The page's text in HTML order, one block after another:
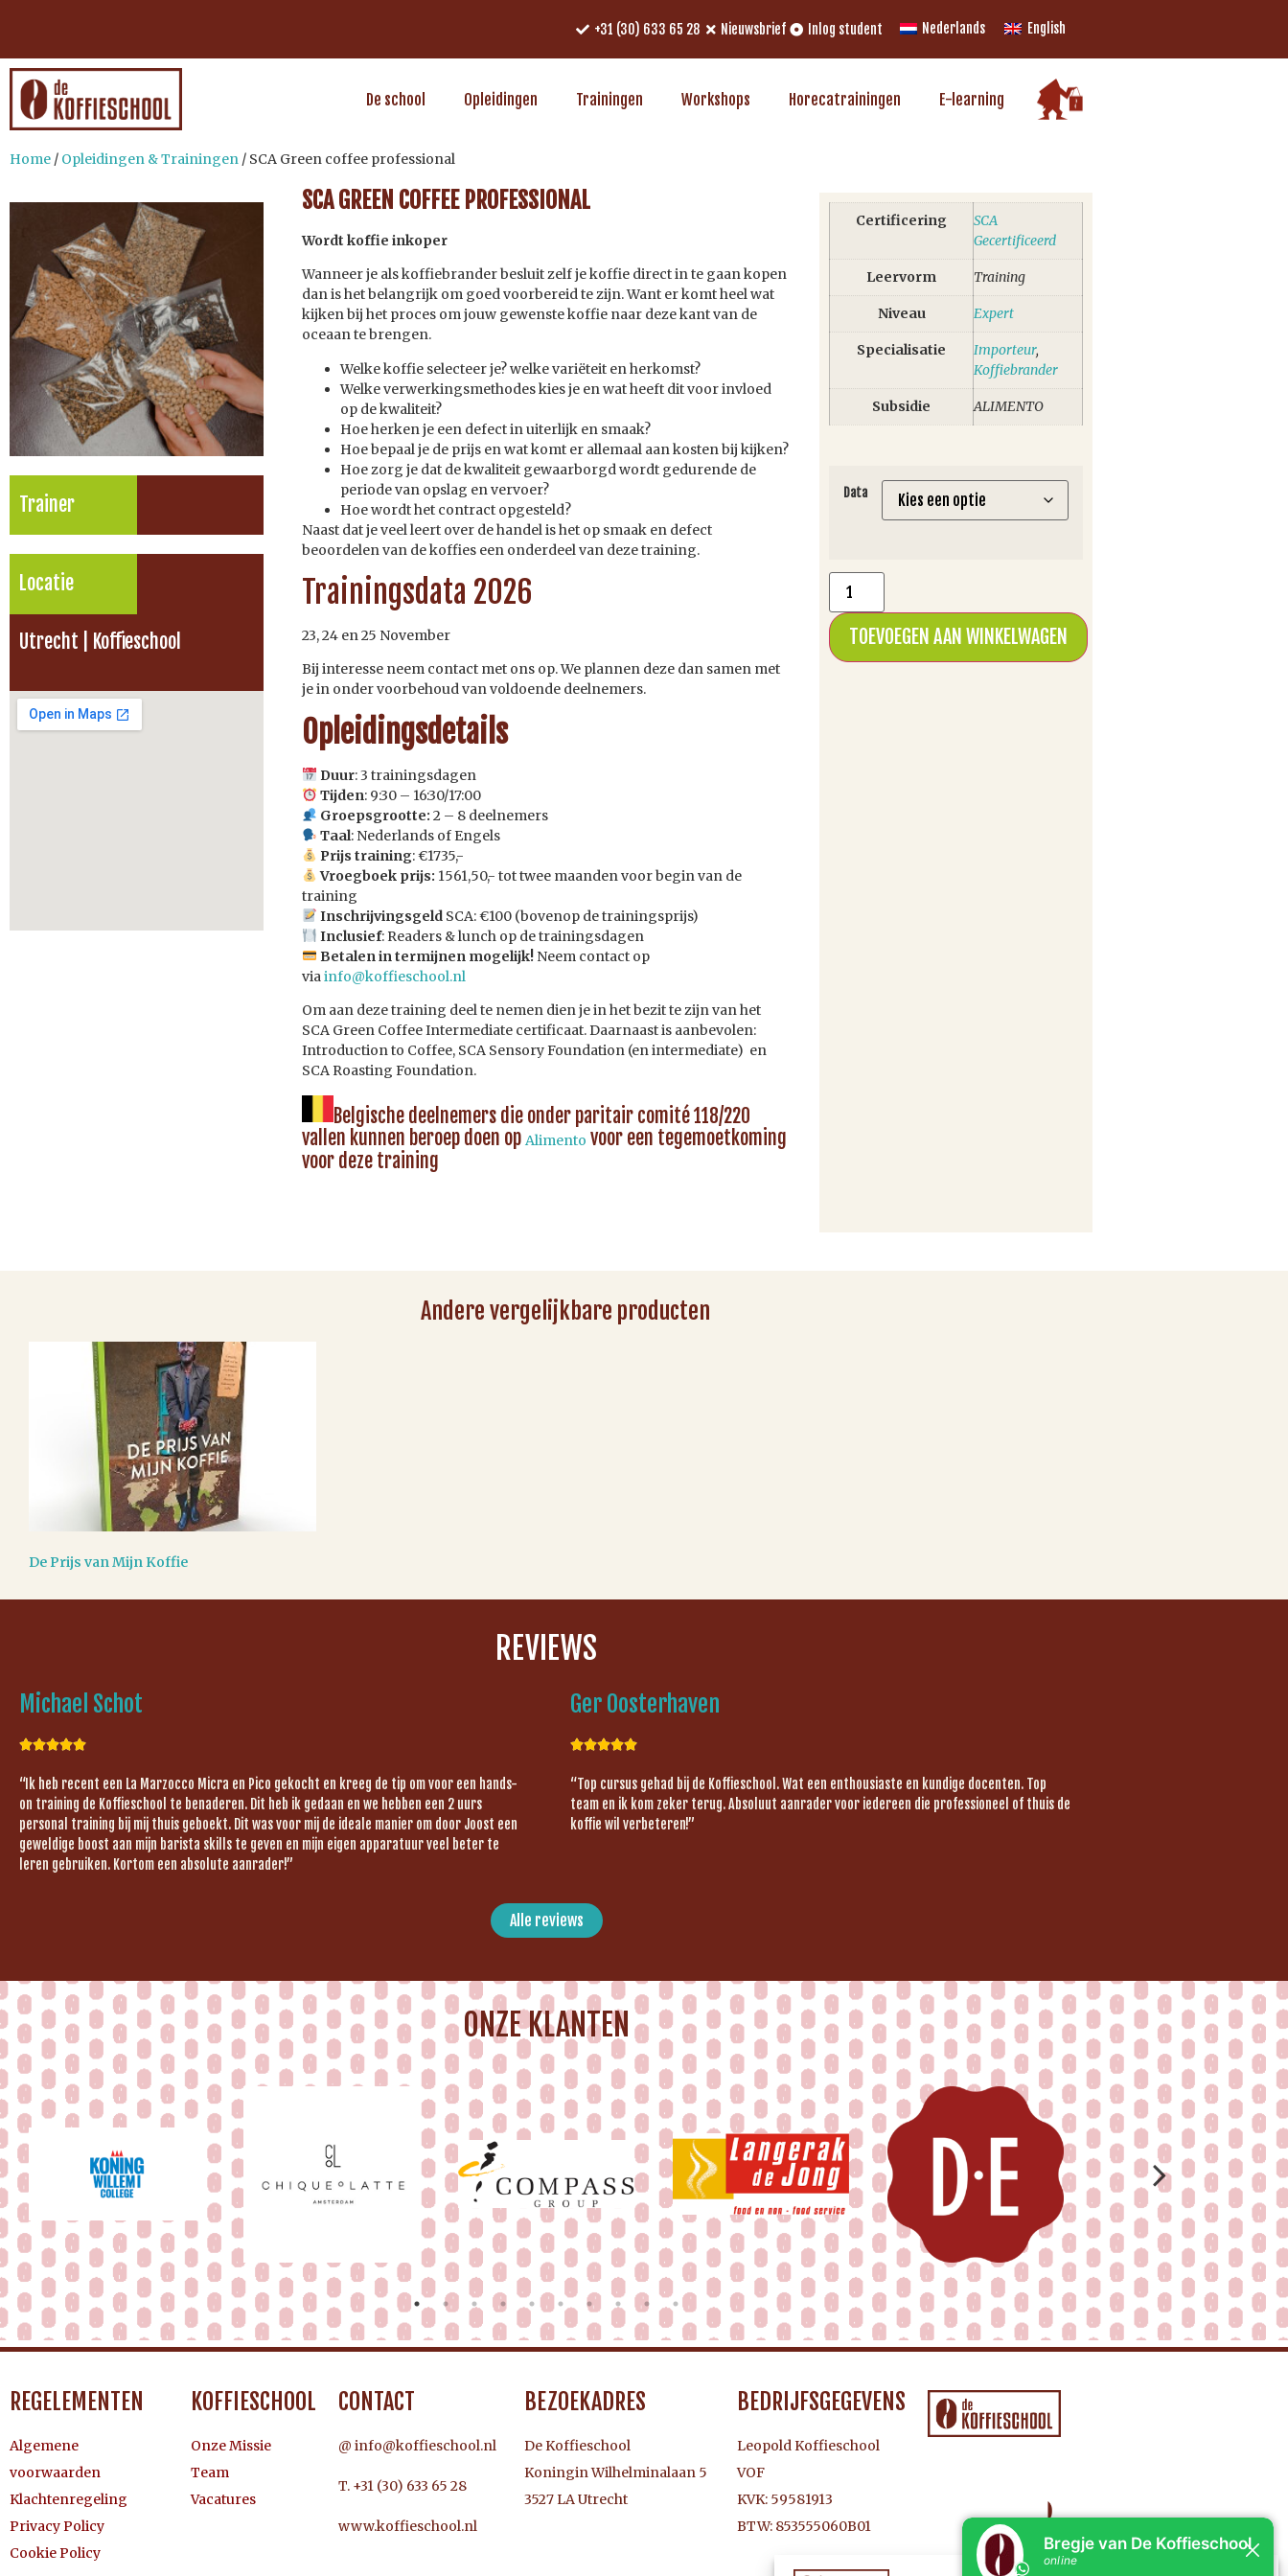
+31 (30) 633 65 28 Nieuwsbrief Inlog student Nederlands English
De school Opleidingen Trainingen Workshops Horecatrainingen E-learning
Home / Opleidingen & Trainingen / SCA Green coffee professional
Trainer
Locatie
Utrecht | Koffieschool
SCA GREEN COFFEE PROFESSIONAL
Wordt koffie inkoper
Wanneer je als koffiebrander besluit zelf je koffie direct in te gaan kopen
dan is het belangrijk om goed voorbereid te zijn. Want er komt heel wat
kijken bij het proces om jouw gewenste koffie naar deze kant van de
oceaan te brengen.
Welke koffie selecteer je? welke variëteit en herkomst?
Welke verwerkingsmethodes kies je en wat heeft dit voor invloed
op de kwaliteit?
Hoe herken je een defect in uiterlijk en smaak?
Hoe bepaal je de prijs en wat komt er allemaal aan kosten bij kijken?
Hoe zorg je dat de kwaliteit gewaarborgd wordt gedurende de
periode van opslag en vervoer?
Hoe wordt het contract opgesteld?
Naast dat je veel leert over de handel is het op smaak en defect
beoordelen van de koffies een onderdeel van deze training.
Trainingsdata 2026
23, 24 en 25 November
Bij interesse neem contact met ons op. We plannen deze dan samen met
je in onder voorbehoud van voldoende deelnemers.
Opleidingsdetails
Duur: 3 trainingsdagen
Tijden: 9:30 – 16:30/17:00
Groepsgrootte: 2 – 8 deelnemers
Taal: Nederlands of Engels
Prijs training: €1735,-
Vroegboek prijs: 1561,50,- tot twee maanden voor begin van de
training
InschrijvingsgeldSCA: €100 (bovenop de trainingsprijs)
Inclusief: Readers & lunch op de trainingsdagen
Betalen in termijnen mogelijk!Neem contact op
viainfo@koffieschool.nl
Om aan deze training deel te nemen dien je in het bezit te zijn van het
SCA Green Coffee Intermediate certificaat. Daarnaast is aanbevolen:
Introduction to Coffee, SCA Sensory Foundation (en intermediate) en
SCA Roasting Foundation.
Belgische deelnemers die onder paritair comité 118/220
vallen kunnen beroep doen op Alimento voor een tegemoetkoming
voor deze training
Certificering
SCA
Gecertificeerd
Leervorm Training
Niveau Expert
Specialisatie Importeur,
Koffiebrander
Subsidie ALIMENTO
Data
TOEVOEGEN AAN WINKELWAGEN
Andere vergelijkbare producten
De Prijs van Mijn Koffie
REVIEWS
Michael Schot

“Ik heb recent een La Marzocco Micra en Pico gekocht en kreeg de tip om voor een hands-
on training de Koffieschool te benaderen. Dit heb ik gedaan en we hebben een 2 uurs
personal training bij mij thuis geboekt. Dit was voor mij de ideale manier om door Joost een
geweldige boost aan mijn barista skills te geven en mijn eigen apparatuur veel beter te
leren gebruiken. Kortom een absolute aanrader!”
Ger Oosterhaven

“Top cursus gehad bij de Koffieschool. Wat een enthousiaste en kundige docenten. Top
team en ik kom zeker terug. Absoluut aanrader voor iedereen die professioneel of thuis de
koffie wil verbeteren!”
Alle reviews
ONZE KLANTEN
REGELEMENTEN
Algemene
voorwaarden
Klachtenregeling
Privacy Policy
Cookie Policy
KOFFIESCHOOL
Onze Missie
Team
Vacatures
CONTACT
@ info@koffieschool.nl
T. +31 (30) 633 65 28
www.koffieschool.nl
BEZOEKADRES
De Koffieschool
Koningin Wilhelminalaan 5
3527 LA Utrecht
BEDRIJFSGEGEVENS
Leopold Koffieschool
VOF
KVK: 59581913
BTW: 853555060B01